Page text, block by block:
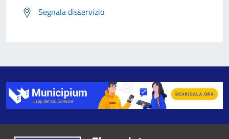
Segnala disservizio